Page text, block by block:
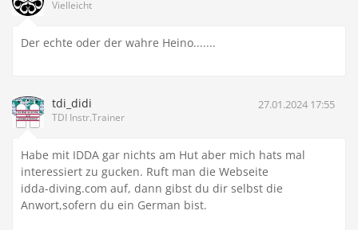
Vielleicht
Der echte oder der wahre Heino.......
tdi_didi
TDI Instr.Trainer
27.01.2024 17:55
Habe mit IDDA gar nichts am Hut aber mich hats mal
interessiert zu gucken. Ruft man die Webseite
idda-diving.com auf, dann gibst du dir selbst die
Anwort,sofern du ein German bist.